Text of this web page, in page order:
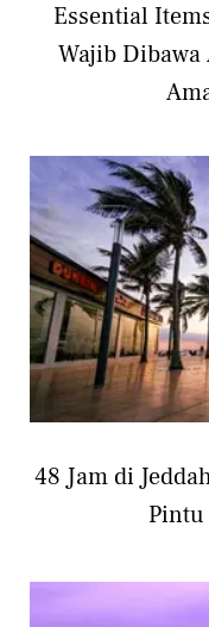
Essential
Wajib
48 Jam di
Pintu